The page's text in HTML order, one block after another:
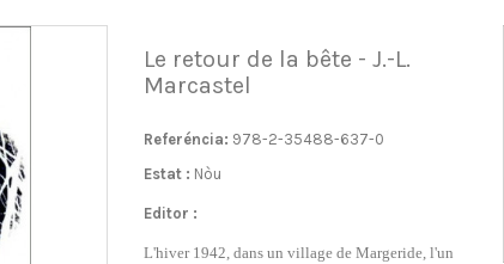
Le retour de la bête - J.-L.
Marcastel
Referéncia: 978-2-35488-637-0
Estat : Nòu
Editor :
L'hiver 1942, dans un village de Margeride, l'un